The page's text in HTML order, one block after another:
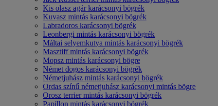
Kis olasz agár karácsonyi bögrék
Kuvasz mintás karácsonyi bögrék
Labradoros karácsonyi bögrék
Leonbergi mintás karácsonyi bögrék
Máltai selyemkutya mintás karácsonyi bögrék
Masztiff mintás karácsonyi bögrék
Mopsz mintás karácsonyi bögre
Német dogos karácsonyi bögrék
Németjuhász mintás karácsonyi bögrék
Ordas színű németjuhász karácsonyi mintás bögre
Orosz terrier mintás karácsonyi bögrék
Papillon mintás karácsonyi bögrék